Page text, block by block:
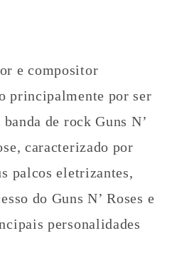
e compositor
principalmente por ser
de rock Guns N’
caracterizado por
palcos eletrizantes,
do Guns N’ Roses e
personalidades